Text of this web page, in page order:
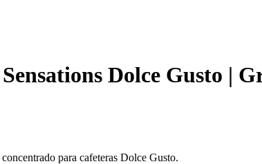
Dolce Gusto |
para cafeteras Dolce Gusto.